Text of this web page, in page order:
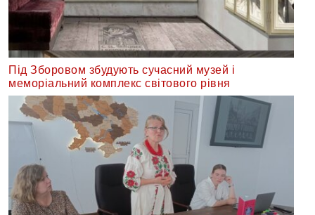
Під Зборовом збудують сучасний музей і
меморіальний комплекс світового рівня